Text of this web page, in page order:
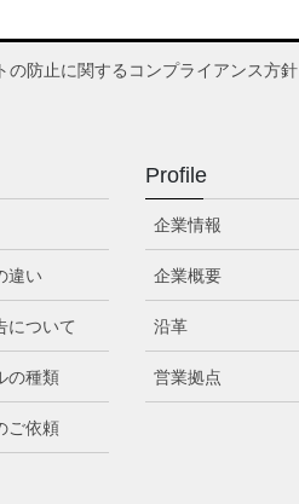
の防止に関するコンプライアンス方針
違い
について
の種類
ご依頼
Profile
企業情報
企業概要
沿革
営業拠点